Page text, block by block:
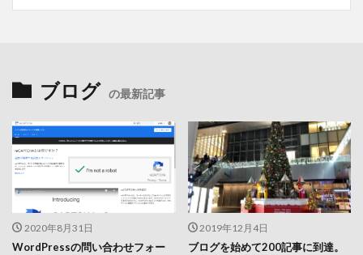
ブログ の最新記事
2020年8月31日
WordPressの問い合わせフォー
2019年12月4日
ブログを始めて200記事に到達。